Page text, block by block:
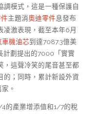
調模式，這是一種保護自
主題消奧迪零件息發布
凌激表現，截至本年6月
車機油芯到達7087.3億美
計劃提出的7000「實實
，這聲冷笑的尾音甚至都
的；同時，累計新設外資
。
的產業增添值和1/7的稅